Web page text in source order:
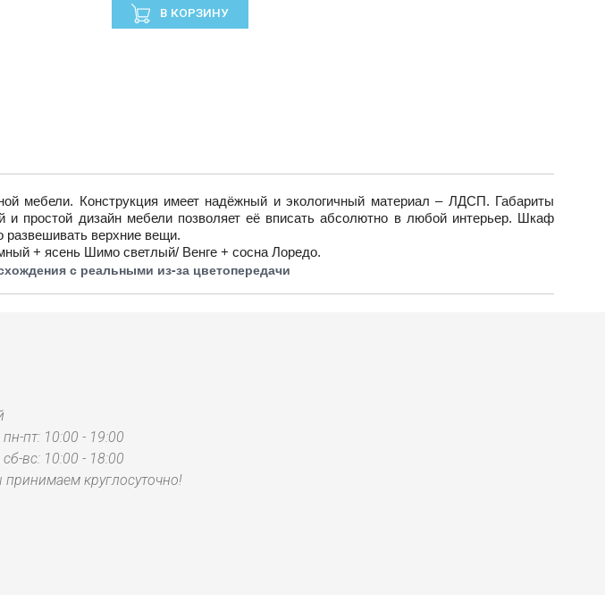
В КОРЗИНУ
мебели. Конструкция имеет надёжный и экологичный материал – ЛДСП. Габариты
дизайн мебели позволяет её вписать абсолютно в любой интерьер. Шкаф
развешивать верхние вещи.
+ ясень Шимо светлый/ Венге + сосна Лоредо.
с реальными из-за цветопередачи
пт: 10:00 - 19:00
вс: 10:00 - 18:00
круглосуточно!